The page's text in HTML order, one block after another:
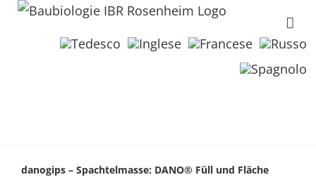
danogips – Spachtelmasse: DANO® Füll und Fläche